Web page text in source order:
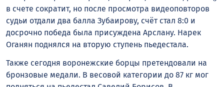
в счете сократит, но после просмотра видеоповторов
судьи отдали два балла Зубаирову, счёт стал 8:0 и
досрочно победа была присуждена Арслану. Нарек
Оганян поднялся на вторую ступень пьедестала.
Также сегодня воронежские борцы претендовали на
бронзовые медали. В весовой категории до 87 кг мог